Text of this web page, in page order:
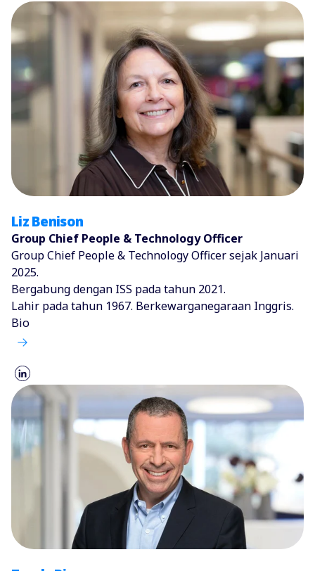
Liz Benison
Group Chief People & Technology Officer
Group Chief People & Technology Officer sejak Januari
2025.
Bergabung dengan ISS pada tahun 2021.
Lahir pada tahun 1967. Berkewarganegaraan Inggris.
Bio